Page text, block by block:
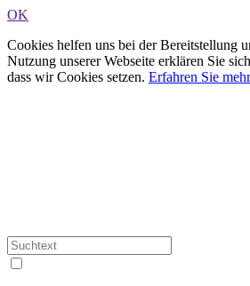
OK
Cookies helfen uns bei der Bereitstellung
Nutzung unserer Webseite erklären Sie
dass wir Cookies setzen. Erfahren Sie mehr